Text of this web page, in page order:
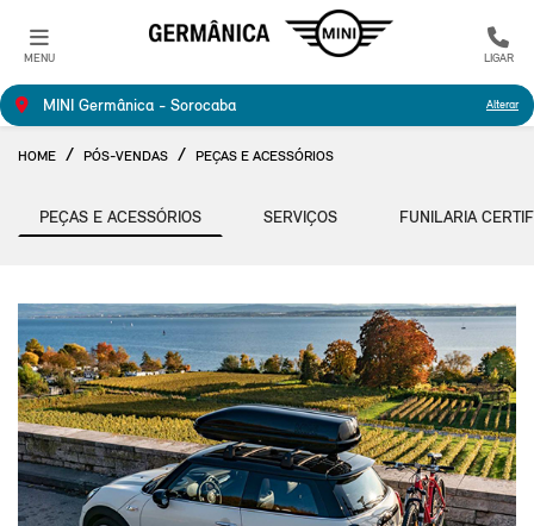
MENU LIGAR
MINI Germânica - Sorocaba Alterar
HOME PÓS-VENDAS PEÇAS E ACESSÓRIOS
SERVIÇOS
PEÇAS E ACESSÓRIOS FUNILARIA